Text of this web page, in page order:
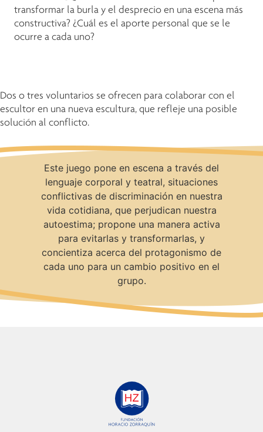
transformar la burla y el desprecio en una escena más
constructiva? ¿Cuál es el aporte personal que se le
ocurre a cada uno?
Dos o tres voluntarios se ofrecen para colaborar con el
escultor en una nueva escultura, que refleje una posible
solución al conflicto.
Este juego pone en escena a través del
lenguaje corporal y teatral, situaciones
conflictivas de discriminación en nuestra
vida cotidiana, que perjudican nuestra
autoestima; propone una manera activa
para evitarlas y transformarlas, y
concientiza acerca del protagonismo de
cada uno para un cambio positivo en el
grupo.